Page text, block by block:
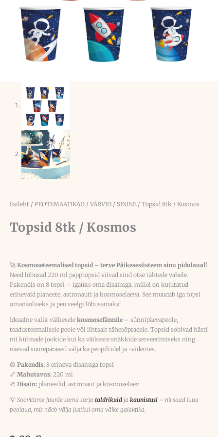
Esileht / PEOTEMAATIKAD / VÄRVID / SININE/ Topsid 8tk / Kosmos
Topsid 8tk / Kosmos
🚀 Kosmoseteemalised topsid – terve Päikesesüsteem sinu pidulaual!
Need lõbusad 220 ml papptopsid viivad sind otse tähtede vahele.
Pakendis on 8 topsi – igaüks oma disainiga, millel on kujutatud
erinevaid planeete, astronauti ja kosmoselaeva. See muudab iga topsi
omanäoliseks ja peo veelgi lõbusamaks!
Ideaalne valik väikesele kosmosefännile – sünnipäevapeole,
teadusteemalisele peole või lihtsalt tähesõpradele. Topsid sobivad hästi
nii külmade jookide kui ka väikeste snäkkide serveerimiseks ning
näevad suurepärased välja ka peopiltidel ja -videotes.
🟡 Pakendis: 8 erineva disainiga topsi
📏 Mahutavus: 220 ml
🎨 Disain: planeedid, astronaut ja kosmoselaev
💡 Soovitame juurde sama sarja taldrikuid ja kaunistusi – nii saad luua
peolaua, mis näeb välja justkui oma väike galaktika.